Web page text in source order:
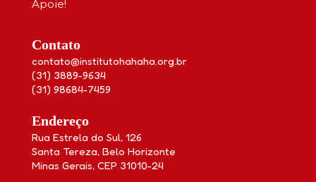
Apoie!
Contato
contato@institutohahaha.org.br
(31) 3889-9634
(31) 98684-7459
Endereço
Rua Estrela do Sul, 126
Santa Tereza, Belo Horizonte
Minas Gerais, CEP 31010-24